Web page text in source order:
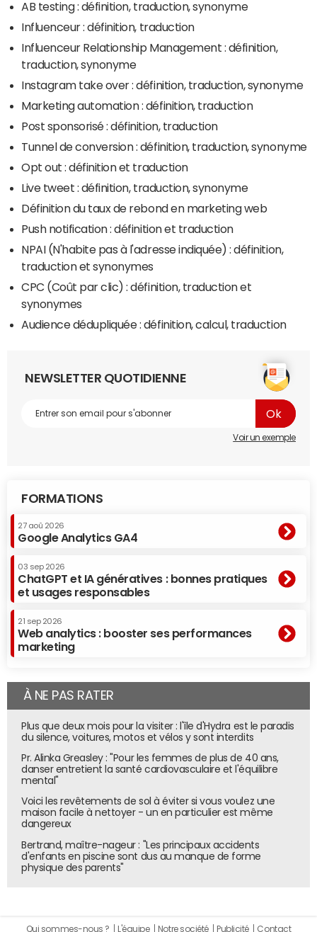
AB testing : définition, traduction, synonyme
Influenceur : définition, traduction
Influenceur Relationship Management : définition,
traduction, synonyme
Instagram take over : définition, traduction, synonyme
Marketing automation : définition, traduction
Post sponsorisé : définition, traduction
Tunnel de conversion : définition, traduction, synonyme
Opt out : définition et traduction
Live tweet : définition, traduction, synonyme
Définition du taux de rebond en marketing web
Push notification : définition et traduction
NPAI (N'habite pas à l'adresse indiquée) : définition,
traduction et synonymes
CPC (Coût par clic) : définition, traduction et
synonymes
Audience dédupliquée : définition, calcul, traduction
NEWSLETTER QUOTIDIENNE
Voir un exemple
FORMATIONS
27 aoû 2026
Google Analytics GA4
03 sep 2026
ChatGPT et IA génératives : bonnes pratiques
et usages responsables
21 sep 2026
Web analytics : booster ses performances
marketing
À NE PAS RATER
Plus que deux mois pour la visiter : l'île d'Hydra est le paradis
du silence, voitures, motos et vélos y sont interdits
Pr. Alinka Greasley : "Pour les femmes de plus de 40 ans,
danser entretient la santé cardiovasculaire et l'équilibre
mental"
Voici les revêtements de sol à éviter si vous voulez une
maison facile à nettoyer - un en particulier est même
dangereux
Bertrand, maître-nageur : "Les principaux accidents
d'enfants en piscine sont dus au manque de forme
physique des parents"
Qui sommes-nous ? L'équipe Notre société Publicité Contact